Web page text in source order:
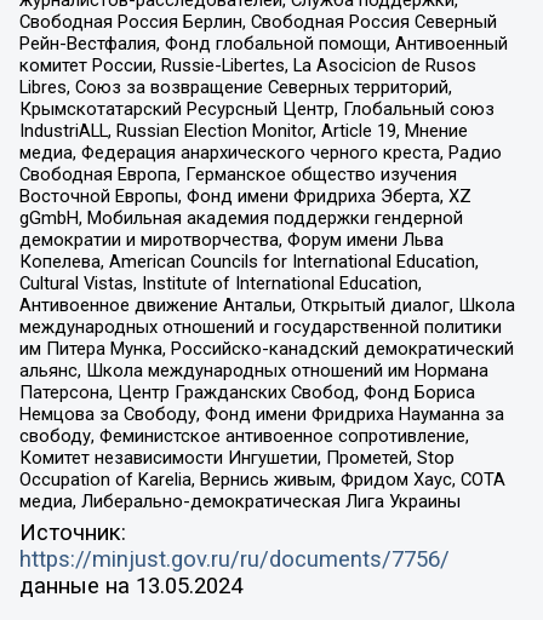
Свободная Россия Берлин, Свободная Россия Северный
Рейн-Вестфалия, Фонд глобальной помощи, Антивоенный
комитет России, Russie-Libertes, La Asocicion de Rusos
Libres, Союз за возвращение Северных территорий,
Крымскотатарский Ресурсный Центр, Глобальный союз
IndustriALL, Russian Election Monitor, Article 19, Мнение
медиа, Федерация анархического черного креста, Радио
Свободная Европа, Германское общество изучения
Восточной Европы, Фонд имени Фридриха Эберта, XZ
gGmbH, Мобильная академия поддержки гендерной
демократии и миротворчества, Форум имени Льва
Копелева, American Councils for International Education,
Cultural Vistas, Institute of International Education,
Антивоенное движение Антальи, Открытый диалог, Школа
международных отношений и государственной политики
им Питера Мунка, Российско-канадский демократический
альянс, Школа международных отношений им Нормана
Патерсона, Центр Гражданских Свобод, Фонд Бориса
Немцова за Свободу, Фонд имени Фридриха Науманна за
свободу, Феминистское антивоенное сопротивление,
Комитет независимости Ингушетии, Прометей, Stop
Occupation of Karelia, Вернись живым, Фридом Хаус, СОТА
медиа, Либерально-демократическая Лига Украины
Источник:
https://minjust.gov.ru/ru/documents/7756/
данные на 13.05.2024